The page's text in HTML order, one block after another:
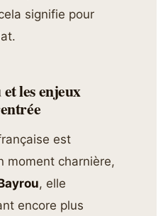
signifie pour
les enjeux
est
moment charnière,
, elle
encore plus